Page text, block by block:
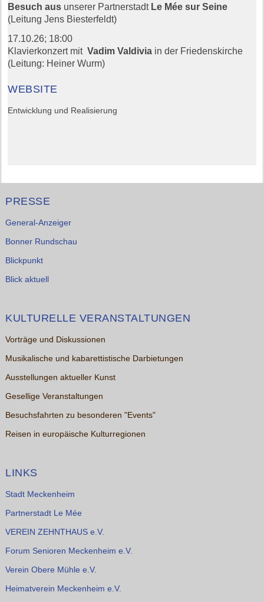
Besuch aus unserer Partnerstadt Le Mée sur Seine
(Leitung Jens Biesterfeldt)
17.10.26; 18:00
Klavierkonzert mitVadim Valdivia in der Friedenskirche
(Leitung: Heiner Wurm)
WEBSITE
Entwicklung und Realisierung
PRESSE
General-Anzeiger
Bonner Rundschau
Blickpunkt
Blick aktuell
KULTURELLE VERANSTALTUNGEN
Vorträge und Diskussionen
Musikalische und kabarettistische Darbietungen
Ausstellungen aktueller Kunst
Gesellige Veranstaltungen
Besuchsfahrten zu besonderen "Events"
Reisen in europäische Kulturregionen
LINKS
Stadt Meckenheim
Partnerstadt Le Mée
VEREIN ZEHNTHAUS e.V.
Forum Senioren Meckenheim e.V.
Verein Obere Mühle e.V.
Heimatverein Meckenheim e.V.